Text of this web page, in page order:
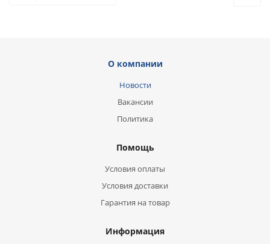
О компании
Новости
Вакансии
Политика
Помощь
Условия оплаты
Условия доставки
Гарантия на товар
Информация